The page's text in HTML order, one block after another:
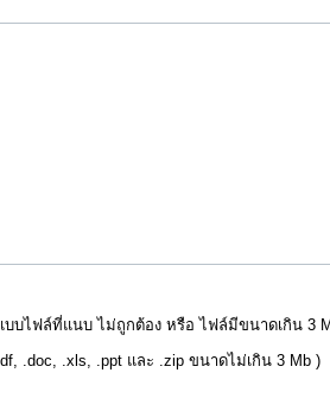
บบไฟล์ที่แนบ ไม่ถูกต้อง หรือ ไฟล์มีขนาดเกิน 3
.doc, .xls, .ppt และ .zip ขนาดไม่เกิน 3 Mb )